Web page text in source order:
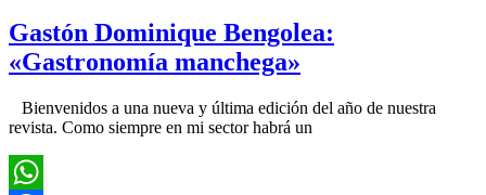
Gastón Dominique Bengolea:
«Gastronomía manchega»
Bienvenidos a una nueva y última edición del año de nuestra
revista. Como siempre en mi sector habrá un